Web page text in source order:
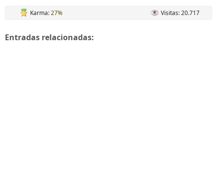
Karma:27% Visitas: 20.717
Entradas relacionadas: